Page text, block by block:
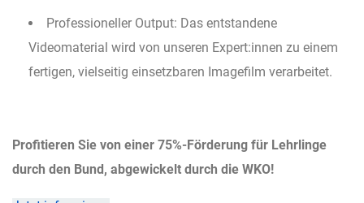
Professioneller Output: Das entstandene
Videomaterial wird von unseren Expert:innen zu einem
fertigen, vielseitig einsetzbaren Imagefilm verarbeitet.
Profitieren Sie von einer 75%-Förderung für Lehrlinge
durch den Bund, abgewickelt durch die WKO!